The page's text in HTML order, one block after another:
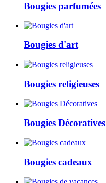
Bougies parfumées
Bougies d'art
Bougies religieuses
Bougies Décoratives
Bougies cadeaux